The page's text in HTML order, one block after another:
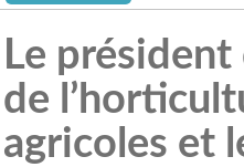
Le
de
agricoles et